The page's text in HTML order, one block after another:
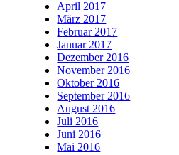
April 2017
März 2017
Februar 2017
Januar 2017
Dezember 2016
November 2016
Oktober 2016
September 2016
August 2016
Juli 2016
Juni 2016
Mai 2016